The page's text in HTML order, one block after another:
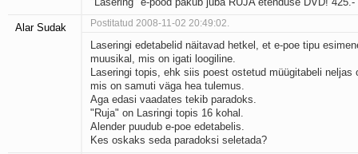
Alar Sudak Postitatud 2008-11-02 20:49:02.
Laseringi edetabelid näitavad hetkel, et e-poe tipu
muusikal, mis on igati loogiline.
Laseringi topis, ehk siis poest ostetud müügitabeli neljas
mis on samuti väga hea tulemus.
Aga edasi vaadates tekib paradoks.
"Ruja" on Lasringi topis 16 kohal.
Alender puudub e-poe edetabelis.
Kes oskaks seda paradoksi seletada?